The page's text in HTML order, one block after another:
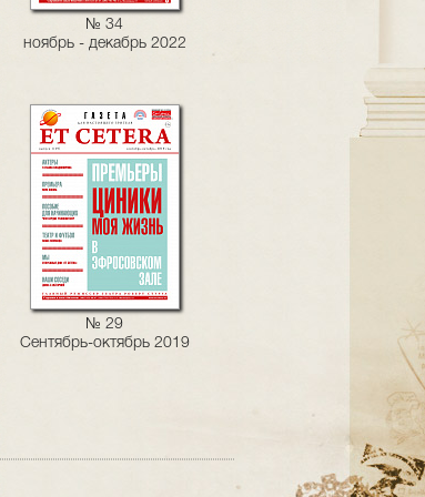
№ 34
ноябрь - декабрь 2022
№ 29
Сентябрь-октябрь 2019